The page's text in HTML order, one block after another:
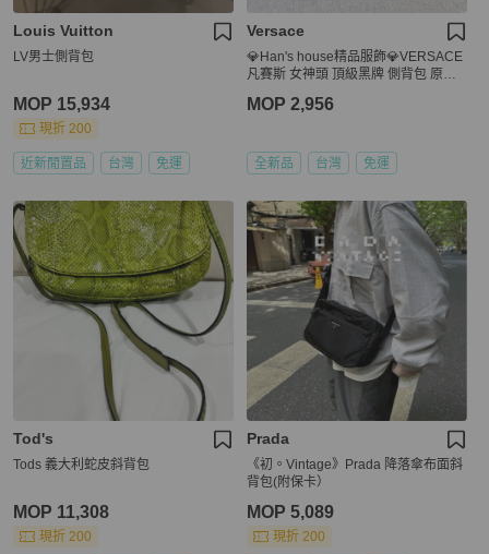
Louis Vuitton
LV男士側背包
MOP 15,934
現折 200
近新閒置品 台灣 免運
Versace
💎Han's house精品服飾💎VERSACE
凡賽斯 女神頭 頂級黑牌 側背包 原價3
MOP 2,956
全新品 台灣 免運
Tod's
Tods 義大利蛇皮斜背包
MOP 11,308
現折 200
Prada
《初。Vintage》Prada 降落傘布面斜
背包(附保卡）
MOP 5,089
現折 200